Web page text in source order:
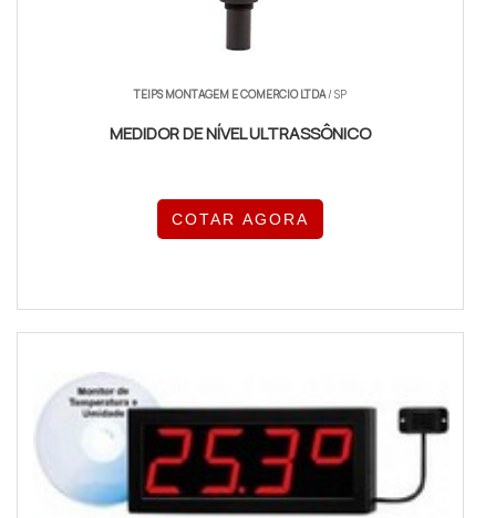
TEIPS MONTAGEM E COMERCIO LTDA/ SP
MEDIDOR DE NÍVEL ULTRASSÔNICO
COTAR AGORA